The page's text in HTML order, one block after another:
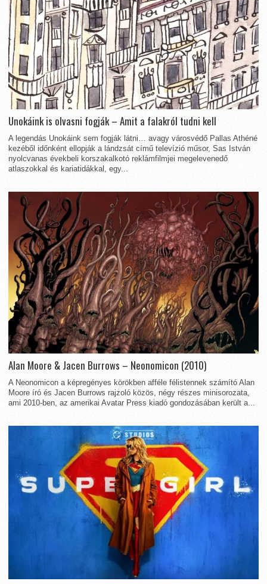
Unokáink is olvasni fogják – Amit a falakról tudni kell
A legendás Unokáink sem fogják látni… avagy városvédő Pallas Athéné
kezéből időnként ellopják a lándzsát című televízió műsor, Sas István
nyolcvanas évekbeli korszakalkotó reklámfilmjei megelevenedő
atlaszokkal és kariatidákkal, egy...
Alan Moore & Jacen Burrows – Neonomicon (2010)
A Neonomicon a képregényes körökben afféle félistennek számító Alan
Moore író és Jacen Burrows rajzoló közös, négy részes minisorozata,
ami 2010-ben, az amerikai Avatar Press kiadó gondozásában került a...